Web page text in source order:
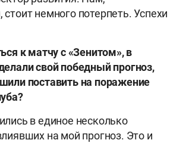
немного потерпеть. Успехи
к матчу с «Зенитом», в
свой победный прогноз,
поставить на поражение
в единое несколько
на мой прогноз. Это и